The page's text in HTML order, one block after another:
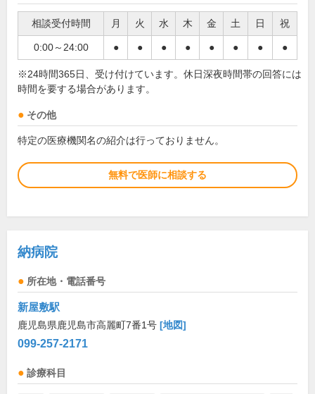
相談受付時間 月 火 水 木 金 土 日 祝
0:00～24:00 ● ● ● ● ● ● ● ●
※24時間365日、受け付けています。休日深夜時間帯の回答には
時間を要する場合があります。
その他
特定の医療機関名の紹介は行っておりません。
無料で医師に相談する
納病院
所在地・電話番号
新屋敷駅
鹿児島県鹿児島市高麗町7番1号 [地図]
099-257-2171
診療科目